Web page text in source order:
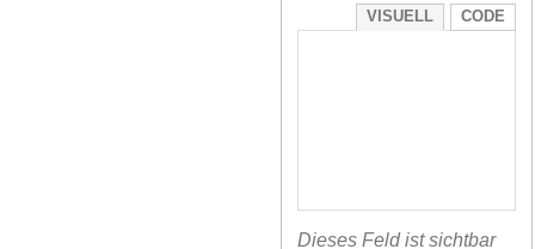
VISUELL CODE
Dieses Feld ist sichtbar